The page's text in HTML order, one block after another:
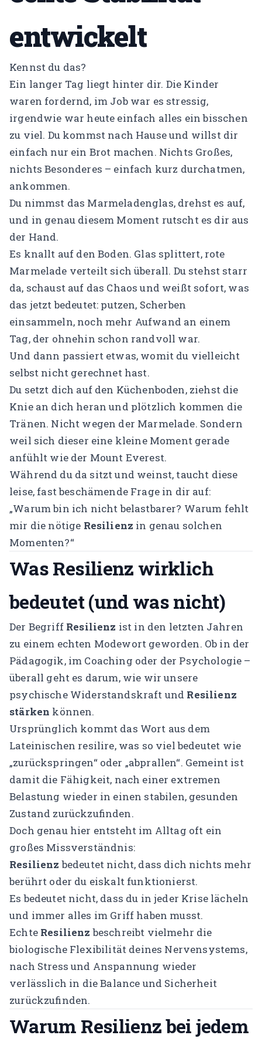
Mein Konto
Expertenfinder-Profil
entwickelt
Kennst du das?
Ein langer Tag liegt hinter dir. Die Kinder
waren fordernd, im Job war es stressig,
irgendwie war heute einfach alles ein bisschen
zu viel. Du kommst nach Hause und willst dir
einfach nur ein Brot machen. Nichts Großes,
nichts Besonderes – einfach kurz durchatmen,
ankommen.
Du nimmst das Marmeladenglas, drehst es auf,
und in genau diesem Moment rutscht es dir aus
der Hand.
Es knallt auf den Boden. Glas splittert, rote
Marmelade verteilt sich überall. Du stehst starr
da, schaust auf das Chaos und weißt sofort, was
das jetzt bedeutet: putzen, Scherben
einsammeln, noch mehr Aufwand an einem
Tag, der ohnehin schon randvoll war.
Und dann passiert etwas, womit du vielleicht
selbst nicht gerechnet hast.
Du setzt dich auf den Küchenboden, ziehst die
Knie an dich heran und plötzlich kommen die
Tränen. Nicht wegen der Marmelade. Sondern
weil sich dieser eine kleine Moment gerade
anfühlt wie der Mount Everest.
Während du da sitzt und weinst, taucht diese
leise, fast beschämende Frage in dir auf:
„Warum bin ich nicht belastbarer? Warum fehlt
mir die nötige Resilienz in genau solchen
Momenten?“
Was Resilienz wirklich
bedeutet (und was nicht)
Der Begriff Resilienz ist in den letzten Jahren
zu einem echten Modewort geworden. Ob in der
Pädagogik, im Coaching oder der Psychologie –
überall geht es darum, wie wir unsere
psychische Widerstandskraft und Resilienz
stärken können.
Ursprünglich kommt das Wort aus dem
Lateinischen resilire, was so viel bedeutet wie
„zurückspringen“ oder „abprallen“. Gemeint ist
damit die Fähigkeit, nach einer extremen
Belastung wieder in einen stabilen, gesunden
Zustand zurückzufinden.
Doch genau hier entsteht im Alltag oft ein
großes Missverständnis:
Resilienz bedeutet nicht, dass dich nichts mehr
berührt oder du eiskalt funktionierst.
Es bedeutet nicht, dass du in jeder Krise lächeln
und immer alles im Griff haben musst.
Echte Resilienz beschreibt vielmehr die
biologische Flexibilität deines Nervensystems,
nach Stress und Anspannung wieder
verlässlich in die Balance und Sicherheit
zurückzufinden.
Warum Resilienz bei jedem